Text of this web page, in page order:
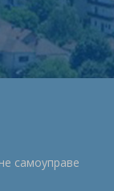
самоуправе